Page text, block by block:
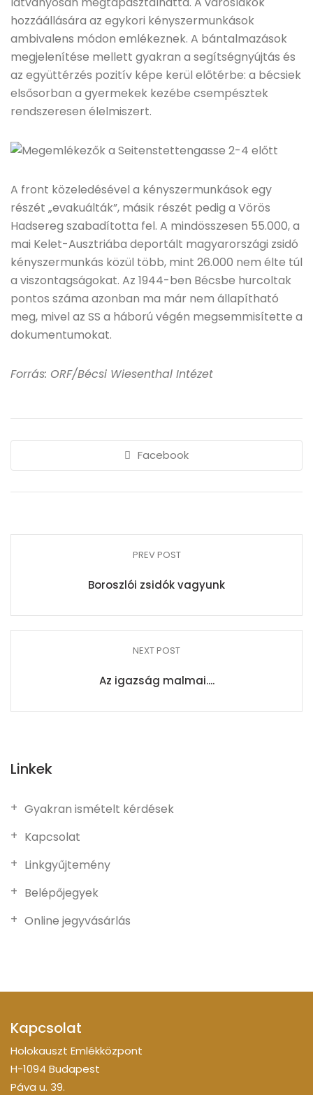
hozzáállására az egykori kényszermunkások
ambivalens módon emlékeznek. A bántalmazások
megjelenítése mellett gyakran a segítségnyújtás és
az együttérzés pozitív képe kerül előtérbe: a bécsiek
elsősorban a gyermekek kezébe csempésztek
rendszeresen élelmiszert.
A front közeledésével a kényszermunkások egy
részét „evakuálták”, másik részét pedig a Vörös
Hadsereg szabadította fel. A mindösszesen 55.000, a
mai Kelet-Ausztriába deportált magyarországi zsidó
kényszermunkás közül több, mint 26.000 nem élte túl
a viszontagságokat. Az 1944-ben Bécsbe hurcoltak
pontos száma azonban ma már nem állapítható
meg, mivel az SS a háború végén megsemmisítette a
dokumentumokat.
Forrás: ORF/Bécsi Wiesenthal Intézet
Facebook
PREV POST
Boroszlói zsidók vagyunk
NEXT POST
Az igazság malmai....
Linkek
Gyakran ismételt kérdések
Kapcsolat
Linkgyűjtemény
Belépőjegyek
Online jegyvásárlás
Kapcsolat
Holokauszt Emlékközpont
H-1094 Budapest
Páva u. 39.